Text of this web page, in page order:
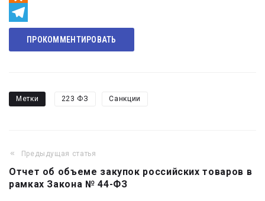
Odnoklassniki
Telegram
ПРОКОММЕНТИРОВАТЬ
Метки 223 ФЗ Санкции
Навигация
по
записям
Предыдущая статья
Отчет об объеме закупок российских товаров в
рамках Закона № 44-ФЗ